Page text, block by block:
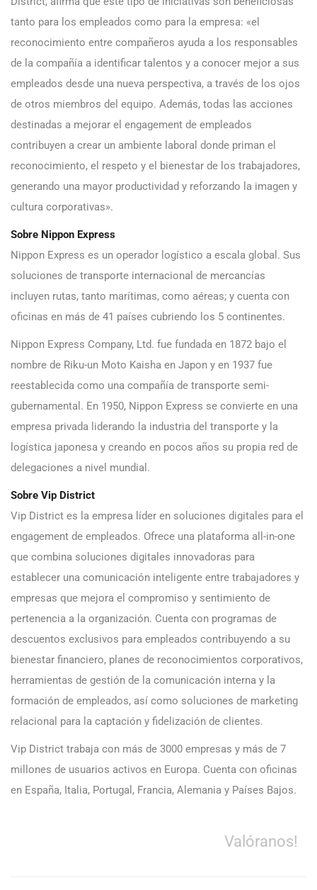
tanto para los empleados como para la empresa: «el
reconocimiento entre compañeros ayuda a los responsables
de la compañía a identificar talentos y a conocer mejor a sus
empleados desde una nueva perspectiva, a través de los ojos
de otros miembros del equipo. Además, todas las acciones
destinadas a mejorar el engagement de empleados
contribuyen a crear un ambiente laboral donde priman el
reconocimiento, el respeto y el bienestar de los trabajadores,
generando una mayor productividad y reforzando la imagen y
cultura corporativas».
Sobre Nippon Express
Nippon Express es un operador logístico a escala global. Sus
soluciones de transporte internacional de mercancías
incluyen rutas, tanto marítimas, como aéreas; y cuenta con
oficinas en más de 41 países cubriendo los 5 continentes.
Nippon Express Company, Ltd. fue fundada en 1872 bajo el
nombre de Riku-un Moto Kaisha en Japon y en 1937 fue
reestablecida como una compañía de transporte semi-
gubernamental. En 1950, Nippon Express se convierte en una
empresa privada liderando la industria del transporte y la
logística japonesa y creando en pocos años su propia red de
delegaciones a nivel mundial.
Sobre Vip District
Vip District es la empresa líder en soluciones digitales para el
engagement de empleados. Ofrece una plataforma all-in-one
que combina soluciones digitales innovadoras para
establecer una comunicación inteligente entre trabajadores y
empresas que mejora el compromiso y sentimiento de
pertenencia a la organización. Cuenta con programas de
descuentos exclusivos para empleados contribuyendo a su
bienestar financiero, planes de reconocimientos corporativos,
herramientas de gestión de la comunicación interna y la
formación de empleados, así como soluciones de marketing
relacional para la captación y fidelización de clientes.
Vip District trabaja con más de 3000 empresas y más de 7
millones de usuarios activos en Europa. Cuenta con oficinas
en España, Italia, Portugal, Francia, Alemania y Países Bajos.
Valóranos!